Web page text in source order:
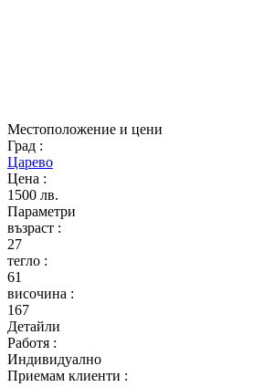
Местоположение и цени
Град :
Царево
Цена :
1500 лв.
Параметри
възраст :
27
тегло :
61
височина :
167
Детайли
Работя :
Индивидуално
Приемам клиенти :